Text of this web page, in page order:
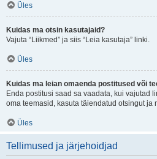
Üles
Kuidas ma otsin kasutajaid?
Vajuta “Liikmed” ja siis “Leia kasutaja” linki.
Üles
Kuidas ma leian omaenda postitused või
Enda postitusi saad sa vaadata, kui vajutad
oma teemasid, kasuta täiendatud otsingut ja
Üles
Tellimused ja järjehoidjad